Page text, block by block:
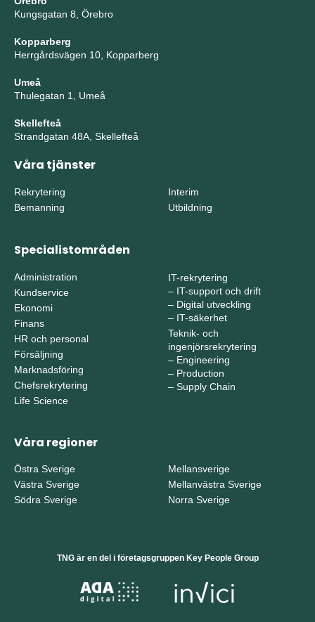
Kungsgatan 8, Örebro
Kopparberg
Herrgårdsvägen 10, Kopparberg
Umeå
Thulegatan 1, Umeå
Skellefteå
Strandgatan 48A, Skellefteå
Våra tjänster
Rekrytering
Bemanning
Interim
Utbildning
Specialistområden
Administration
Kundservice
Ekonomi
Finans
HR och personal
Försäljning
Marknadsföring
Chefsrekrytering
Life Science
IT-rekrytering
– IT-support och drift
– Digital utveckling
– IT-säkerhet
Teknik- och
ingenjörsrekrytering
– Engineering
– Production
– Supply Chain
Våra regioner
Östra Sverige
Västra Sverige
Södra Sverige
Mellansverige
Mellanvästra Sverige
Norra Sverige
TNG är en del i företagsgruppen Key People Group